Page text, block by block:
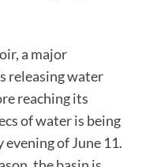
a major
releasing water
reaching its
of water is being
of June 11.